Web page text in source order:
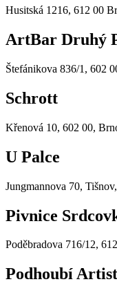
Husitská 1216, 612 00
ArtBar Druhý
Štefánikova 836/1, 602
Schrott
Křenová 10, 602 00,
U Palce
Jungmannova 70,
Pivnice
Poděbradova 716/12,
Podhoubí